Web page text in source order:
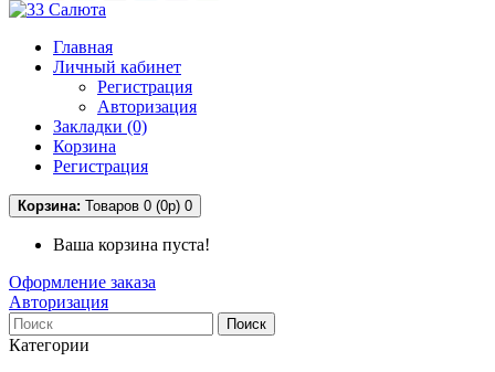
Главная
Личный кабинет
Регистрация
Авторизация
Закладки (0)
Корзина
Регистрация
Корзина: Товаров 0 (0р) 0
Ваша корзина пуста!
Оформление заказа
Авторизация
Поиск
Категории